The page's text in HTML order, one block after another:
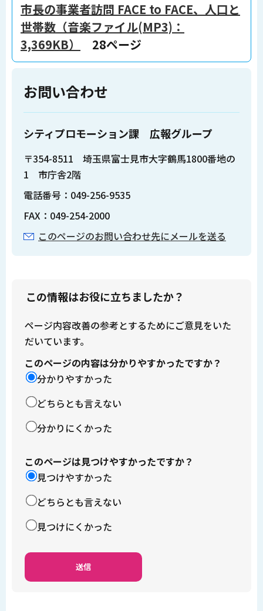
市長の事業者訪問 FACE to FACE、人口と
世帯数（音楽ファイル(MP3)：
3,369KB）
28ページ
お問い合わせ
シティプロモーション課 広報グループ
〒354-8511 埼玉県富士見市大字鶴馬1800番地の
1 市庁舎2階
電話番号：049-256-9535
FAX：049-254-2000
このページのお問い合わせ先にメールを送る
この情報はお役に立ちましたか？
ページ内容改善の参考とするためにご意見をいた
だいています。
このページの内容は分かりやすかったですか？
分かりやすかった
どちらとも言えない
分かりにくかった
このページは見つけやすかったですか？
見つけやすかった
どちらとも言えない
見つけにくかった